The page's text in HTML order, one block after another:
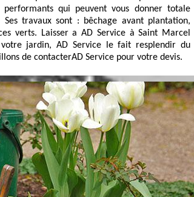
qui peuvent vous donner totale
travaux sont : bêchage avant plantation,
verts. Laisser a AD Service à Saint Marcel
jardin, AD Service le fait resplendir du
de contacterAD Service pour votre devis.